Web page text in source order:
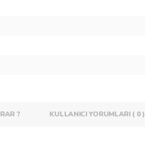
? KULLANICI YORUMLARI ( 0 )